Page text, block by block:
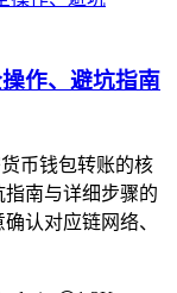
作、避坑指南
货币钱包转账的核
南与详细步骤的
认对应链网络、